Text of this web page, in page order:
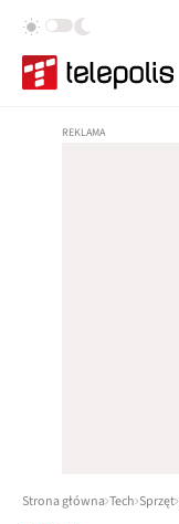
Strona główna Tech Sprzęt